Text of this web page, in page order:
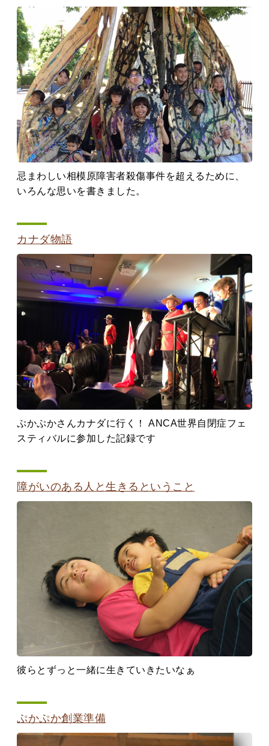
忌まわしい相模原障害者殺傷事件を超えるために、
いろんな思いを書きました。
カナダ物語
ぷかぷかさんカナダに行く！ ANCA世界自閉症フェ
スティバルに参加した記録です
障がいのある人と生きるということ
彼らとずっと一緒に生きていきたいなぁ
ぷかぷか創業準備